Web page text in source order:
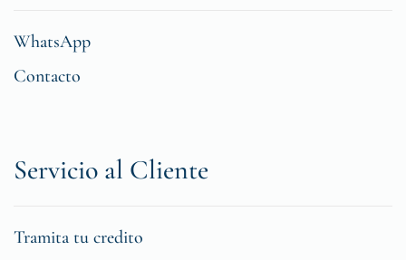
WhatsApp
Contacto
Servicio al Cliente
Tramita tu credito